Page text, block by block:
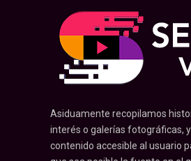
Asiduamente recopilamos
interés o galerías fotográficas,
contenido accesible al usuario